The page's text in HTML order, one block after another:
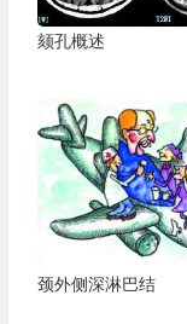
颏孔概述
颈外侧深淋巴结